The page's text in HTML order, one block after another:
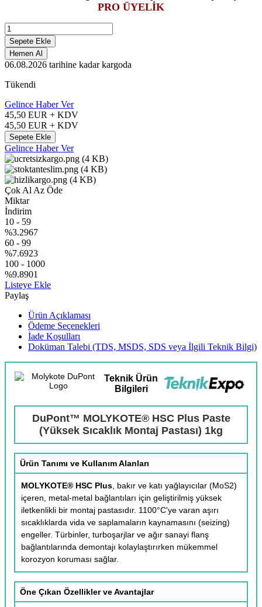
PRO ÜYELİK
Sepete Ekle
Hemen Al
06.08.2026 tarihine kadar kargoda
Tükendi
Gelince Haber Ver
45,50 EUR + KDV
45,50 EUR + KDV
Sepete Ekle
Gelince Haber Ver
Çok Al Az Öde
Miktar
İndirim
10 - 59
%3.2967
60 - 99
%7.6923
100 - 1000
%9.8901
Listeye Ekle
Paylaş
Ürün Açıklaması
Ödeme Seçenekleri
İade Koşulları
Doküman Talebi (TDS, MSDS, SDS veya İlgili Teknik Bilgi)
Teknik Ürün
Bilgileri
DuPont™ MOLYKOTE® HSC Plus Paste
(Yüksek Sıcaklık Montaj Pastası) 1kg
Ürün Tanımı ve Kullanım Alanları
MOLYKOTE® HSC Plus , bakır ve katı yağlayıcılar (MoS2)
içeren, metal-metal bağlantıları için geliştirilmiş yüksek
iletkenlikli bir montaj pastasıdır. 1100°C'ye varan aşırı
sıcaklıklarda vida ve saplamaların kaynamasını (seizing)
engeller. Türbinler, turboşarjlar ve ağır sanayi flanş
bağlantılarında demontajı kolaylaştırırken mükemmel
korozyon koruması sağlar.
Öne Çıkan Özellikler ve Avantajlar